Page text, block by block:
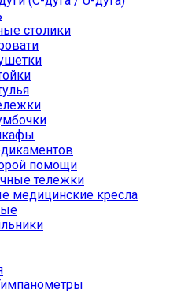
столики
помощи
тележки
медицинские кресла